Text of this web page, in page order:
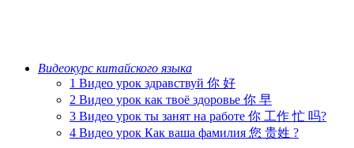
Видеокурс китайского языка
1 Видео урок здравствуй 你 好
2 Видео урок как твоё здоровье 你 早
3 Видео урок ты занят на работе 你 工作 忙 吗?
4 Видео урок Как ваша фамилия 您 贵姓 ?